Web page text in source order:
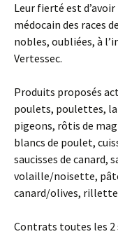
Leur fierté est
médocain des races
nobles, oubliées, à
Vertessec.
Produits proposés
poulets, poulettes,
pigeons, rôtis de
blancs de poulet,
saucisses de canard,
volaille/noisette,
canard/olives,
Contrats toutes les 2